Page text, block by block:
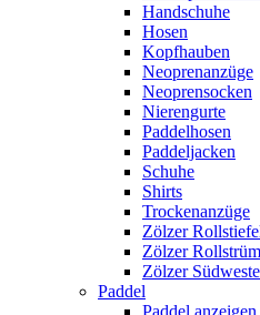
Handschuhe
Hosen
Kopfhauben
Neoprenanzüge
Neoprensocken
Nierengurte
Paddelhosen
Paddeljacken
Schuhe
Shirts
Trockenanzüge
Zölzer
Zölzer
Zölzer
Paddel
Paddel anzeigen